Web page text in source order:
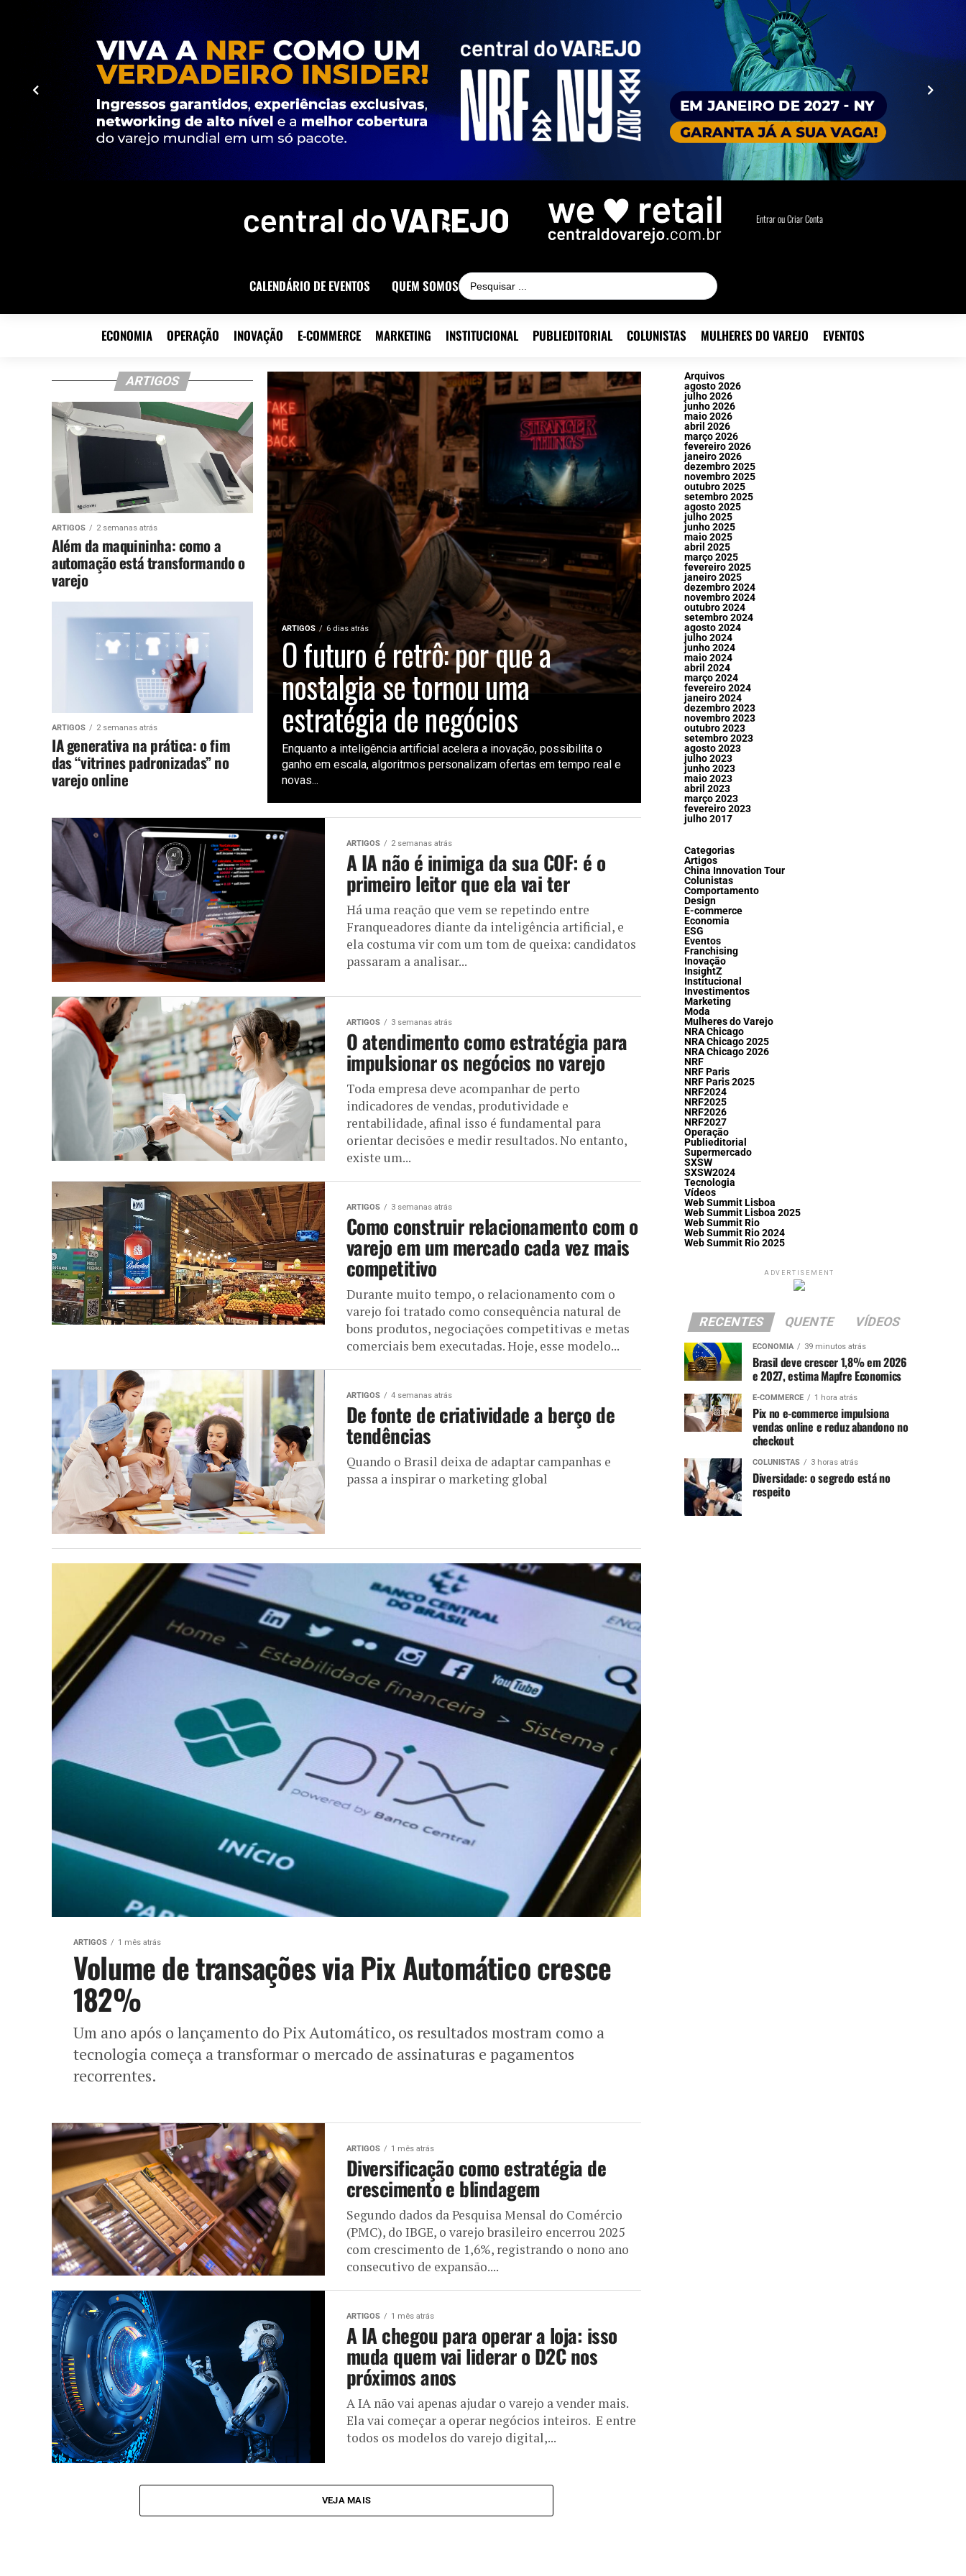
Entrar ou Criar Conta
CALENDÁRIO DE EVENTOS QUEM SOMOS
ECONOMIA OPERAÇÃO INOVAÇÃO E-COMMERCE MARKETING INSTITUCIONAL PUBLIEDITORIAL COLUNISTAS MULHERES DO VAREJO EVENTOS
ARTIGOS 6 dias atrás
O futuro é retrô: por que a
nostalgia se tornou uma
estratégia de negócios
Enquanto a inteligência artificial acelera a inovação, possibilita o
ganho em escala, algoritmos personalizam ofertas em tempo real e
novas...
ARTIGOS
ARTIGOS 2 semanas atrás
Além da maquininha: como a
automação está transformando o
varejo
ARTIGOS 2 semanas atrás
IA generativa na prática: o fim
das “vitrines padronizadas” no
varejo online
ARTIGOS 2 semanas atrás
A IA não é inimiga da sua COF: é o
primeiro leitor que ela vai ter
Há uma reação que vem se repetindo entre
Franqueadores diante da inteligência artificial, e
ela costuma vir com um tom de queixa: candidatos
passaram a analisar...
ARTIGOS 3 semanas atrás
O atendimento como estratégia para
impulsionar os negócios no varejo
Toda empresa deve acompanhar de perto
indicadores de vendas, produtividade e
rentabilidade, afinal isso é fundamental para
orientar decisões e medir resultados. No entanto,
existe um...
ARTIGOS 3 semanas atrás
Como construir relacionamento com o
varejo em um mercado cada vez mais
competitivo
Durante muito tempo, o relacionamento com o
varejo foi tratado como consequência natural de
bons produtos, negociações competitivas e metas
comerciais bem executadas. Hoje, esse modelo...
ARTIGOS 4 semanas atrás
De fonte de criatividade a berço de
tendências
Quando o Brasil deixa de adaptar campanhas e
passa a inspirar o marketing global
ARTIGOS 1 mês atrás
Volume de transações via Pix Automático cresce
182%
Um ano após o lançamento do Pix Automático, os resultados mostram como a
tecnologia começa a transformar o mercado de assinaturas e pagamentos
recorrentes.
ARTIGOS 1 mês atrás
Diversificação como estratégia de
crescimento e blindagem
Segundo dados da Pesquisa Mensal do Comércio
(PMC), do IBGE, o varejo brasileiro encerrou 2025
com crescimento de 1,6%, registrando o nono ano
consecutivo de expansão....
ARTIGOS 1 mês atrás
A IA chegou para operar a loja: isso
muda quem vai liderar o D2C nos
próximos anos
A IA não vai apenas ajudar o varejo a vender mais.
Ela vai começar a operar negócios inteiros. E entre
todos os modelos do varejo digital,...
VEJA MAIS
Arquivos
agosto 2026
julho 2026
junho 2026
maio 2026
abril 2026
março 2026
fevereiro 2026
janeiro 2026
dezembro 2025
novembro 2025
outubro 2025
setembro 2025
agosto 2025
julho 2025
junho 2025
maio 2025
abril 2025
março 2025
fevereiro 2025
janeiro 2025
dezembro 2024
novembro 2024
outubro 2024
setembro 2024
agosto 2024
julho 2024
junho 2024
maio 2024
abril 2024
março 2024
fevereiro 2024
janeiro 2024
dezembro 2023
novembro 2023
outubro 2023
setembro 2023
agosto 2023
julho 2023
junho 2023
maio 2023
abril 2023
março 2023
fevereiro 2023
julho 2017
Categorias
Artigos
China Innovation Tour
Colunistas
Comportamento
Design
E-commerce
Economia
ESG
Eventos
Franchising
Inovação
InsightZ
Institucional
Investimentos
Marketing
Moda
Mulheres do Varejo
NRA Chicago
NRA Chicago 2025
NRA Chicago 2026
NRF
NRF Paris
NRF Paris 2025
NRF2024
NRF2025
NRF2026
NRF2027
Operação
Publieditorial
Supermercado
SXSW
SXSW2024
Tecnologia
Vídeos
Web Summit Lisboa
Web Summit Lisboa 2025
Web Summit Rio
Web Summit Rio 2024
Web Summit Rio 2025
ADVERTISEMENT
RECENTES QUENTE VÍDEOS
ECONOMIA 39 minutos atrás
Brasil deve crescer 1,8% em 2026
e 2027, estima Mapfre Economics
E-COMMERCE 1 hora atrás
Pix no e-commerce impulsiona
vendas online e reduz abandono no
checkout
COLUNISTAS 3 horas atrás
Diversidade: o segredo está no
respeito